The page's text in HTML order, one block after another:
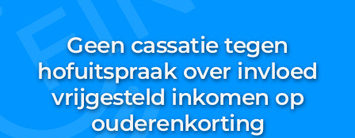
Geen cassatie tegen
hofuitspraak over invloed
vrijgesteld inkomen op
ouderenkorting